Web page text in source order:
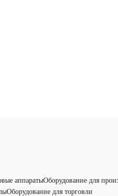
аппаратыОборудование для
Оборудование для торговли